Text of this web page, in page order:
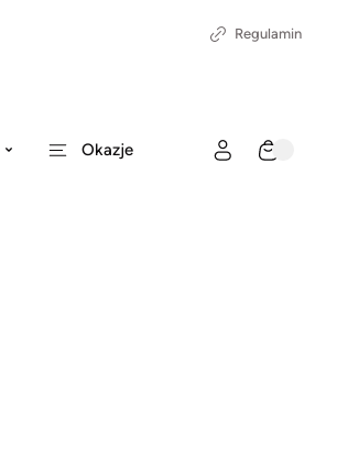
Regulamin
Okazje